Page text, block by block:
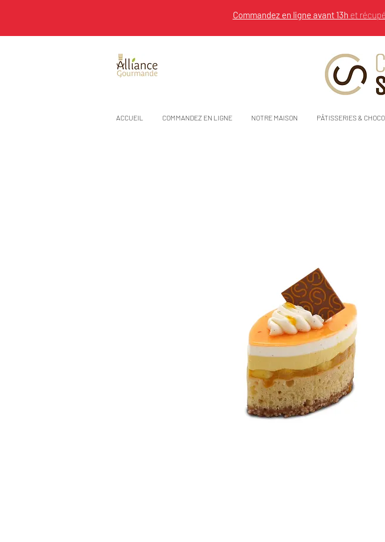
Commandez en ligne avant 13h et
ACCUEIL COMMANDEZ EN LIGNE NOTRE MAISON PÂTISSERIES &